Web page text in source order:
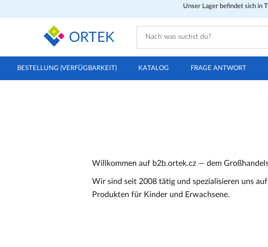
Unser Lager befindet sich in
ORTEK
BESTELLUNG (VERFÜGBARKEIT) KATALOG FRAGE ANTWORT
Willkommen auf b2b.ortek.cz — dem
Wir sind seit 2008 tätig und spezialisieren uns
Produkten für Kinder und Erwachsene.